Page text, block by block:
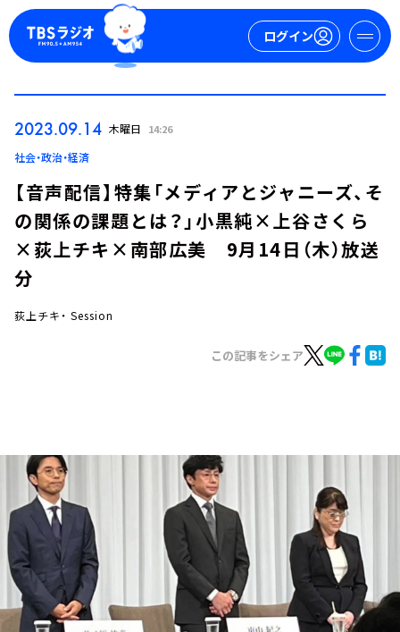
ログイン
今日の番組表
YouTube
会社情報
2023.09.14 木曜日 14:26
社会・政治・経済
【音声配信】特集「メディアとジャニーズ、そ
の関係の課題とは？」小黒純×上谷さくら
×荻上チキ×南部広美 9月14日（木）放送
分
荻上チキ・ Session
この記事をシェア